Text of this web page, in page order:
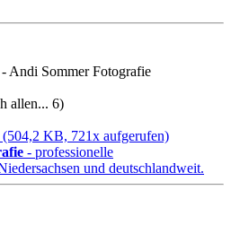
Andi Sommer Fotografie
allen... 6)
(504,2 KB, 721x aufgerufen)
- professionelle
und deutschlandweit.